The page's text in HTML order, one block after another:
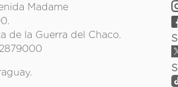
Madame
de la Guerra del Chaco.